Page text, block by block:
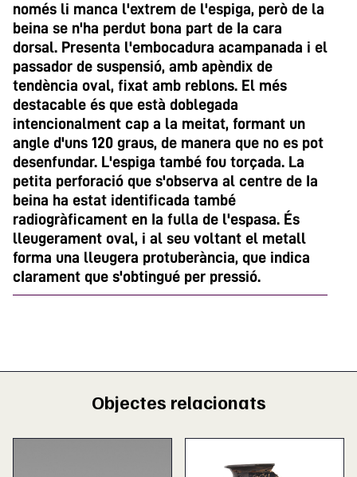
només li manca l'extrem de l'espiga, però de la
beina se n'ha perdut bona part de Ia cara
dorsal. Presenta l'embocadura acampanada i el
passador de suspensió, amb apèndix de
tendència oval, fixat amb reblons. El més
destacable és que està doblegada
intencionalment cap a la meitat, formant un
angle d'uns 120 graus, de manera que no es pot
desenfundar. L'espiga també fou torçada. La
petita perforació que s'observa al centre de Ia
beina ha estat identificada també
radiogràficament en Ia fulla de l'espasa. És
lleugerament oval, i al seu voltant el metall
forma una lleugera protuberància, que indica
cIarament que s'obtingué per pressió.
Objectes relacionats